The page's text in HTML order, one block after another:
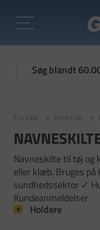
Forside Inventar
Navneskilte til tøj og
eller klæb. Bruges på
sundhedssektor ✓
Kundeanmeldelser
Holdere